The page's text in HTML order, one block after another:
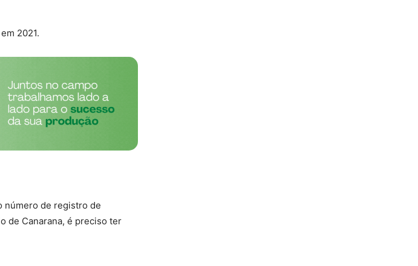
2021.
número de registro de
de Canarana, é preciso ter